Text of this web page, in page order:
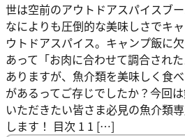
世は空前のアウトドアスパイスブ
なによりも圧倒的な美味しさでキ
ウトドアスパイス。キャンプ飯に
あって「お肉に合わせて調合され
ありますが、魚介類を美味しく食
があるってご存じでしたか？今回
いただきたい皆さま必見の魚介類
します！ 目次 1 1 […]